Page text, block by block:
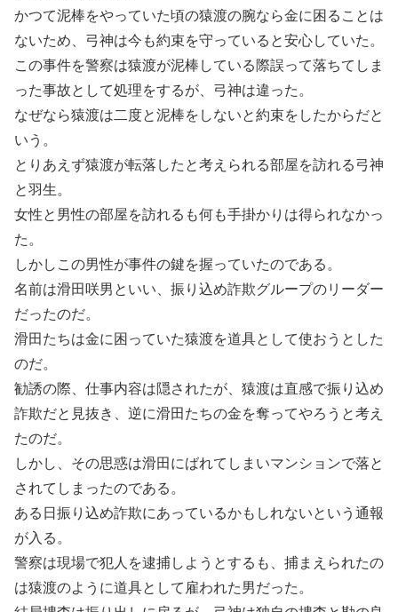
かつて泥棒をやっていた頃の猿渡の腕なら金に困ることは
ないため、弓神は今も約束を守っていると安心していた。
この事件を警察は猿渡が泥棒している際誤って落ちてしま
った事故として処理をするが、弓神は違った。
なぜなら猿渡は二度と泥棒をしないと約束をしたからだと
いう。
とりあえず猿渡が転落したと考えられる部屋を訪れる弓神
と羽生。
女性と男性の部屋を訪れるも何も手掛かりは得られなかっ
た。
しかしこの男性が事件の鍵を握っていたのである。
名前は滑田咲男といい、振り込め詐欺グループのリーダー
だったのだ。
滑田たちは金に困っていた猿渡を道具として使おうとした
のだ。
勧誘の際、仕事内容は隠されたが、猿渡は直感で振り込め
詐欺だと見抜き、逆に滑田たちの金を奪ってやろうと考え
たのだ。
しかし、その思惑は滑田にばれてしまいマンションで落と
されてしまったのである。
ある日振り込め詐欺にあっているかもしれないという通報
が入る。
警察は現場で犯人を逮捕しようとするも、捕まえられたの
は猿渡のように道具として雇われた男だった。